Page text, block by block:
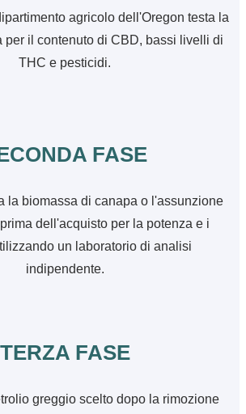
agricolo dell'Oregon testa la
per il contenuto di CBD, bassi livelli di
THC e pesticidi.
FASE
la biomassa di canapa o l'assunzione
dell'acquisto per la potenza e i
un laboratorio di analisi
indipendente.
TERZA FASE
greggio scelto dopo la rimozione